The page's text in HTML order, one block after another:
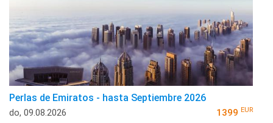
Perlas de Emiratos - hasta Septiembre 2026
do, 09.08.2026 1399 EUR